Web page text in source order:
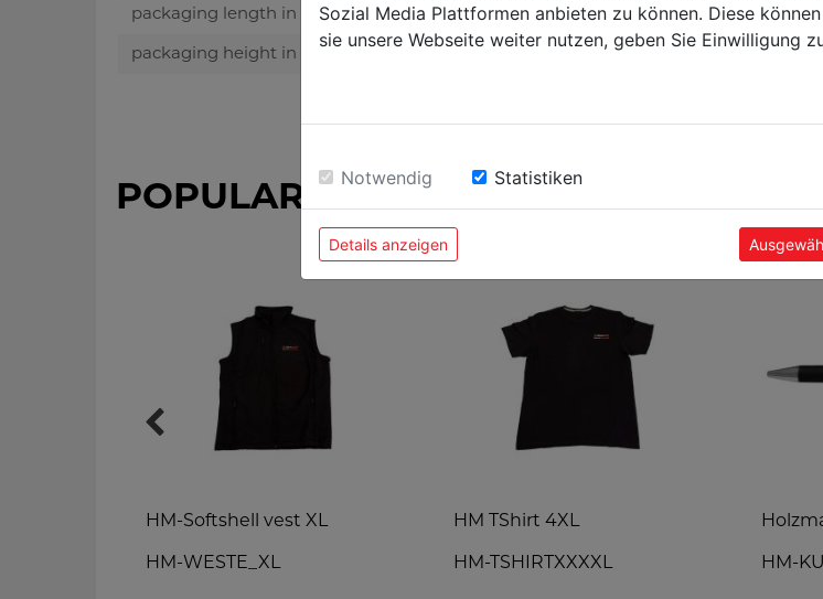
packaging length in mm
packaging height in mm
POPULAR PRODUCTS
HM-Softshell vest XL
HM-WESTE_XL
HM TShirt 4XL
HM-TSHIRTXXXXL HM-
Sozial Media Plattformen anbieten zu können. Diese
sie unsere Webseite weiter nutzen, geben Sie Einwilligung
Notwendig Statistiken
Details anzeigen